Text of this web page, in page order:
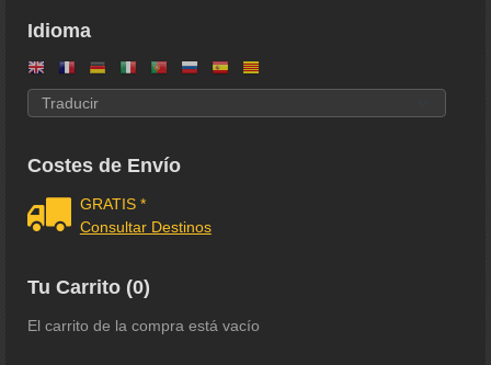
Idioma
Costes de Envío
GRATIS *
Consultar Destinos
Tu Carrito (0)
El carrito de la compra está vacío